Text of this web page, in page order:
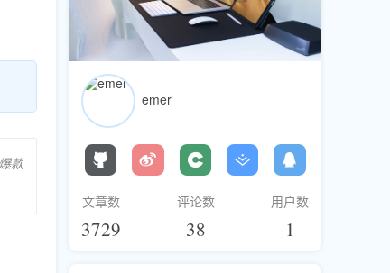
款
emer
文章数
3729
评论数
38
用户数
1